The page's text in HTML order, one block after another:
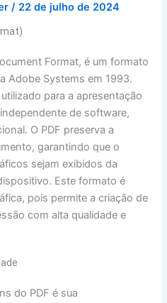
/ 22 de julho de 2024
Format, é um formato
Adobe Systems em 1993.
para a apresentação
de software,
O PDF preserva a
garantindo que o
sejam exibidos da
Este formato é
pois permite a criação de
com alta qualidade e
do PDF é sua